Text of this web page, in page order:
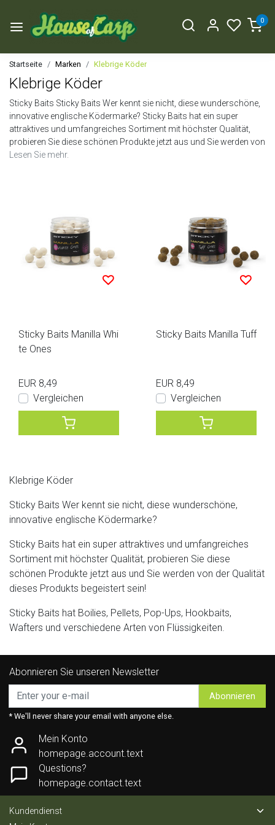
0
Startseite Marken Klebrige Köder
Klebrige Köder
Sticky Baits Sticky Baits Wer kennt sie nicht, diese wunderschöne,
innovative englische Ködermarke? Sticky Baits hat ein super
attraktives und umfangreiches Sortiment mit höchster Qualität,
probieren Sie diese schönen Produkte jetzt aus und Sie werden von
Lesen Sie mehr.
Sticky Baits Manilla Whi
te Ones
EUR 8,49
Vergleichen
Sticky Baits Manilla Tuff
EUR 8,49
Vergleichen
Klebrige Köder
Sticky Baits Wer kennt sie nicht, diese wunderschöne,
innovative englische Ködermarke?
Sticky Baits hat ein super attraktives und umfangreiches
Sortiment mit höchster Qualität, probieren Sie diese
schönen Produkte jetzt aus und Sie werden von der Qualität
dieses Produkts begeistert sein!
Sticky Baits hat Boilies, Pellets, Pop-Ups, Hookbaits,
Wafters und verschiedene Arten von Flüssigkeiten.
Abonnieren Sie unseren Newsletter
Abonnieren
* We'll never share your email with anyone else.
Mein Konto
homepage.account.text
Questions?
homepage.contact.text
Kundendienst